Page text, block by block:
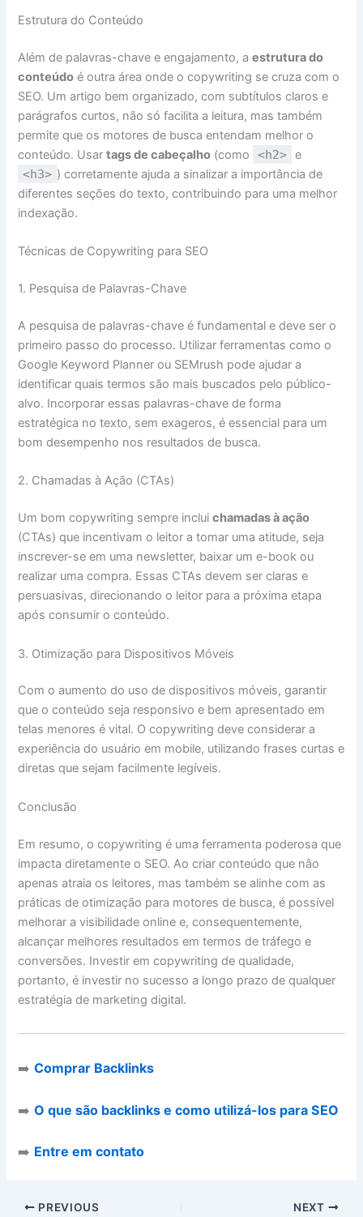
Estrutura do Conteúdo
Além de palavras-chave e engajamento, aestrutura do
conteúdo é outra área onde o copywriting se cruza com o
SEO. Um artigo bem organizado, com subtítulos claros e
parágrafos curtos, não só facilita a leitura, mas também
permite que os motores de busca entendam melhor o
conteúdo. Usartags de cabeçalho (como <h2> e
<h3> ) corretamente ajuda a sinalizar a importância de
diferentes seções do texto, contribuindo para uma melhor
indexação.
Técnicas de Copywriting para SEO
1. Pesquisa de Palavras-Chave
A pesquisa de palavras-chave é fundamental e deve ser o
primeiro passo do processo. Utilizar ferramentas como o
Google Keyword Planner ou SEMrush pode ajudar a
identificar quais termos são mais buscados pelo público-
alvo. Incorporar essas palavras-chave de forma
estratégica no texto, sem exageros, é essencial para um
bom desempenho nos resultados de busca.
2. Chamadas à Ação (CTAs)
Um bom copywriting sempre incluichamadas à ação
(CTAs) que incentivam o leitor a tomar uma atitude, seja
inscrever-se em uma newsletter, baixar um e-book ou
realizar uma compra. Essas CTAs devem ser claras e
persuasivas, direcionando o leitor para a próxima etapa
após consumir o conteúdo.
3. Otimização para Dispositivos Móveis
Com o aumento do uso de dispositivos móveis, garantir
que o conteúdo seja responsivo e bem apresentado em
telas menores é vital. O copywriting deve considerar a
experiência do usuário em mobile, utilizando frases curtas e
diretas que sejam facilmente legíveis.
Conclusão
Em resumo, o copywriting é uma ferramenta poderosa que
impacta diretamente o SEO. Ao criar conteúdo que não
apenas atraia os leitores, mas também se alinhe com as
práticas de otimização para motores de busca, é possível
melhorar a visibilidade online e, consequentemente,
alcançar melhores resultados em termos de tráfego e
conversões. Investir em copywriting de qualidade,
portanto, é investir no sucesso a longo prazo de qualquer
estratégia de marketing digital.
➡️Comprar Backlinks
➡️O que são backlinks e como utilizá-los para SEO
➡️ Entre em contato
PREVIOUS NEXT